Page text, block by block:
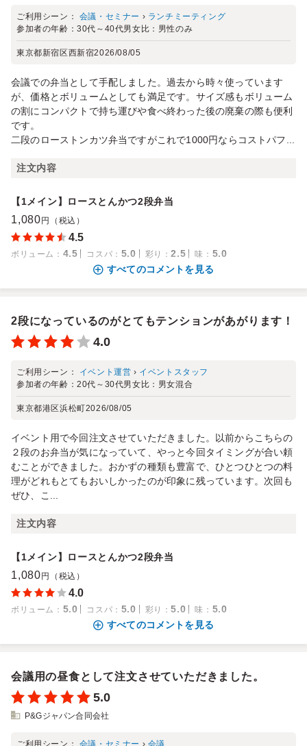
ご利用シーン： 会議・セミナー › ランチミーティング
参加者の年齢：30代～40代男女比： 男性のみ
東京都新宿区西新宿2026/08/05
会議での弁当として手配しました。過去から時々使っています
が、価格とボリュームとしても満足です。サイズ感もボリューム
の割にコンパクトで持ち運びや食べ終わった後の廃棄の際も便利
です。
二段のローストンカツ弁当ですがこれで1000円ならコストパフ...
注文内容
【1メイン】ロースとんかつ2段弁当
1,080 円（税込）
4.5
ボリューム ： 4.5 コスパ ： 5.0 彩り ：2.5 味 ： 5.0
すべてのコメントを見る
2段になっているのがとてもテンションがあがります！
4.0
ご利用シーン： イベント運営 › イベントスタッフ
参加者の年齢：20代～30代男女比： 男女混合
東京都港区浜松町2026/08/05
イベント用で今回注文させていただきました。以前からこちらの
２段のお弁当が気になっていて、やっと今回タイミングが合い頼
むことができました。おかずの種類も豊富で、ひとつひとつの料
理がどれもとてもおいしかったのが印象に残っています。次回も
ぜひ、こ...
注文内容
【1メイン】ロースとんかつ2段弁当
1,080 円（税込）
4.0
ボリューム ： 5.0 コスパ ： 5.0 彩り ：5.0 味 ： 5.0
すべてのコメントを見る
会議用の昼食として注文させていただきました。
5.0
P&Gジャパン合同会社
ご利用シーン： 会議・セミナー › 会議